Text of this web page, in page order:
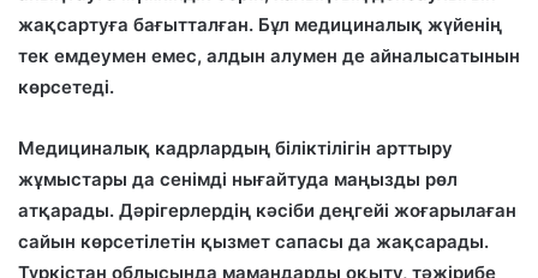
жақсартуға бағытталған. Бұл медициналық жүйенің
тек емдеумен емес, алдын алумен де айналысатынын
көрсетеді.
Медициналық кадрлардың біліктілігін арттыру
жұмыстары да сенімді нығайтуда маңызды рөл
атқарады. Дәрігерлердің кәсіби деңгейі жоғарылаған
сайын көрсетілетін қызмет сапасы да жақсарады.
Түркістан облысында мамандарды оқыту, тәжірибе